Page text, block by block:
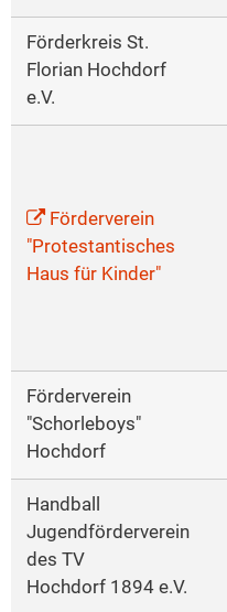
Förderkreis St.
Florian Hochdorf
e.V.
Förderverein
"Protestantisches
Haus für Kinder"
Förderverein
"Schorleboys"
Hochdorf
Handball
Jugendförderverein
des TV
Hochdorf 1894 e.V.